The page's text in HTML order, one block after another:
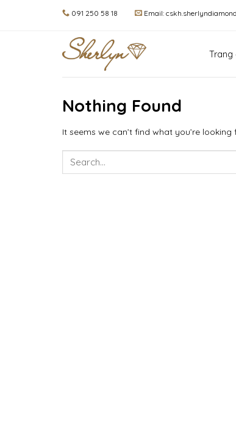
091 250 58 18 Email:
Trang
Nothing Found
It seems we can’t find what you’re